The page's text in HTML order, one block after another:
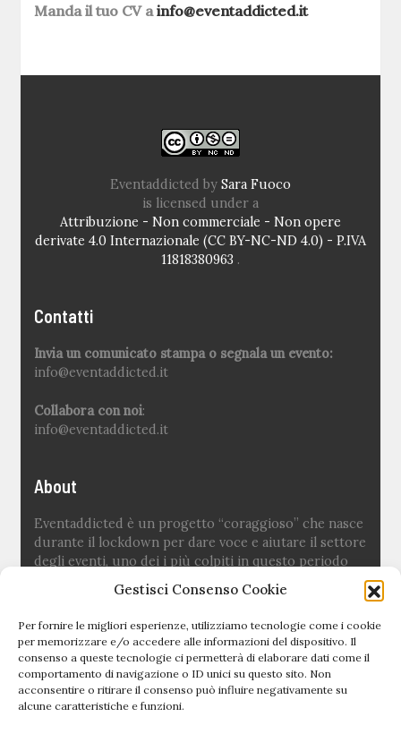
Gestisci Consenso Cookie
Per fornire le migliori esperienze, utilizziamo tecnologie come i cookie
per memorizzare e/o accedere alle informazioni del dispositivo. Il
consenso a queste tecnologie ci permetterà di elaborare dati come il
comportamento di navigazione o ID unici su questo sito. Non
acconsentire o ritirare il consenso può influire negativamente su
alcune caratteristiche e funzioni.
Manda il tuo CV ainfo@eventaddicted.it
Eventaddicted by Sara Fuoco
is licensed under a
Attribuzione - Non commerciale - Non opere
derivate 4.0 Internazionale (CC BY-NC-ND 4.0) - P.IVA
11818380963 .
Contatti
Invia un comunicato stampa o segnala un evento:
info@eventaddicted.it
Collabora con noi:
info@eventaddicted.it
About
Eventaddicted è un progetto “coraggioso” che nasce
durante il lockdown per dare voce e aiutare il settore
degli eventi, uno dei i più colpiti in questo periodo
Ideato e fondato da Sara Fuoco
Quick links
Newsletter